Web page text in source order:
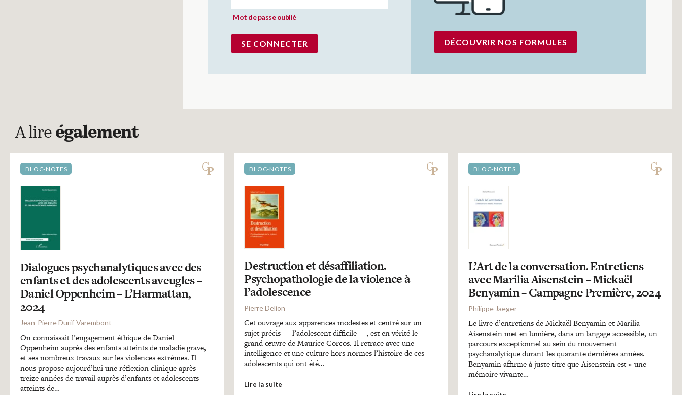
Mot de passe oublié
DÉCOUVRIR NOS FORMULES
A lire également
BLOC-NOTES
Dialogues psychanalytiques avec des
enfants et des adolescents aveugles –
Daniel Oppenheim – L’Harmattan,
2024
Jean-Pierre Durif-Varembont
On connaissait l’engagement éthique de Daniel
Oppenheim auprès des enfants atteints de maladie grave,
et ses nombreux travaux sur les violences extrêmes. Il
nous propose aujourd’hui une réflexion clinique après
treize années de travail auprès d’enfants et adolescents
atteints de…
BLOC-NOTES
Destruction et désaffiliation.
Psychopathologie de la violence à
l’adolescence
Pierre Delion
Cet ouvrage aux apparences modestes et centré sur un
sujet précis — l’adolescent difficile —, est en vérité le
grand œuvre de Maurice Corcos. Il retrace avec une
intelligence et une culture hors normes l’histoire de ces
adolescents qui ont été…
Lire la suite
BLOC-NOTES
L’Art de la conversation. Entretiens
avec Marilia Aisenstein – Mickaël
Benyamin – Campagne Première, 2024
Philippe Jaeger
Le livre d’entretiens de Mickaël Benyamin et Marilia
Aisenstein met en lumière, dans un langage accessible, un
parcours exceptionnel au sein du mouvement
psychanalytique durant les quarante dernières années.
Benyamin affirme à juste titre que Aisenstein est « une
mémoire vivante…